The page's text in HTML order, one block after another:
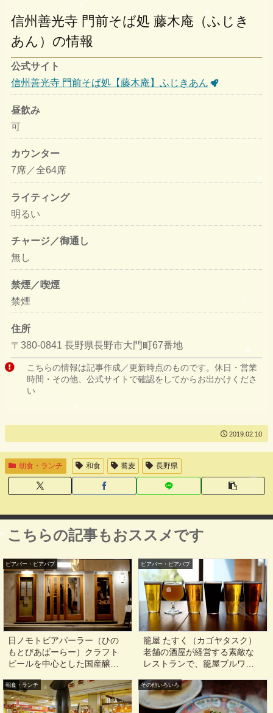
信州善光寺 門前そば処 藤木庵（ふじき
あん）の情報
公式サイト
信州善光寺 門前そば処【藤木庵】ふじきあん
昼飲み
可
カウンター
7席／全64席
ライティング
明るい
チャージ／御通し
無し
禁煙／喫煙
禁煙
住所
〒380-0841 長野県長野市大門町67番地
こちらの情報は記事作成／更新時点のものです。休日・営業
時間・その他、公式サイトで確認をしてからお出かけくださ
い
2019.02.10
朝食・ランチ 和食 蕎麦 長野県
こちらの記事もおススメです
ビアバー・ビアパブ
日ノモトビアパーラー（ひの
もとびあぱーらー）クラフト
ビールを中心とした国産醸造
神保町, 御茶ノ水, 水道橋
ビアバー・ビアパブ
籠屋 たすく（カゴヤタスク）
老舗の酒屋が経営する素敵な
レストランで、籠屋ブルワリ
みた@狛江, 和泉多摩川
朝食・ランチ その他いろいろ